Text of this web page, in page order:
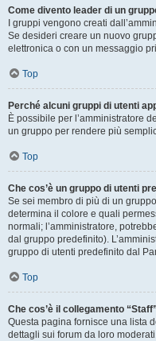
Come divento leader di un
I gruppi vengono creati
Se desideri creare un nuovo
elettronica o con un messaggio
Top
Perché alcuni gruppi di utenti
È possibile per l’amministratore
un gruppo per rendere più
Top
Che cos’è un gruppo di utenti
Se sei membro di più di un
determina il colore e quali
normali; l’amministratore,
dal gruppo predefinito).
gruppo di utenti predefinito dal
Top
Che cos’è il collegamento
Questa pagina fornisce una lista
dettagli sui forum da loro